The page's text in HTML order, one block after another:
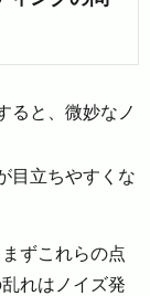
ると、微妙なノ
目立ちやすくな
ずこれらの点
れはノイズ発